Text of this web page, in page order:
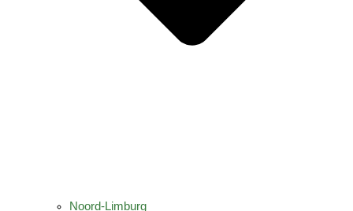
Noord-Limburg